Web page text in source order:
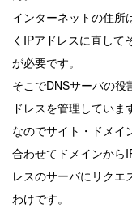
インターネットの住所
くIPアドレスに直して
が必要です。
そこでDNSサーバの役
ドレスを管理していま
なのでサイト・ドメイ
合わせてドメインから
レスのサーバにリクエ
わけです。